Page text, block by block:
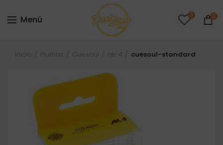
Menú 0 0
Inicio Plumas Cuesoul ak-4 cuesoul-standard